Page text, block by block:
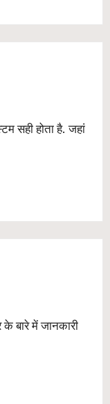
सही होता है. जहां
बारे में जानकारी